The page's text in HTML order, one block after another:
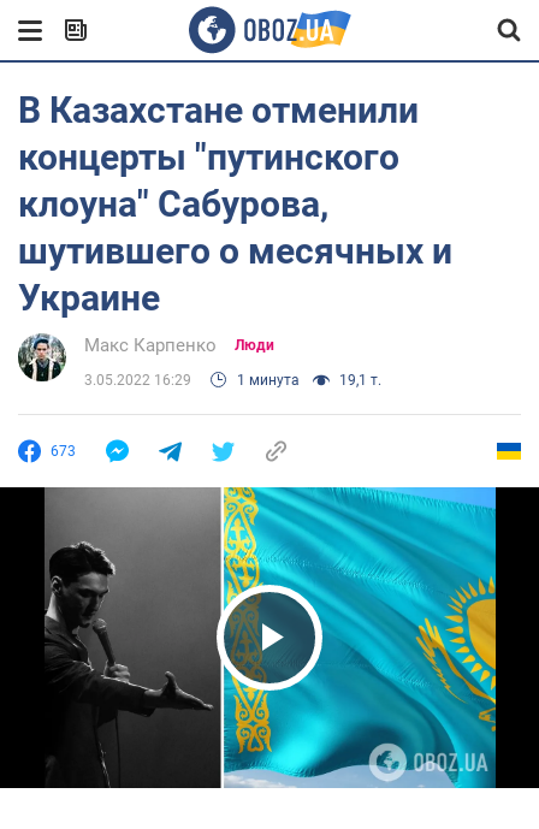
В Казахстане отменили
концерты "путинского
клоуна" Сабурова,
шутившего о месячных и
Украине
Макс Карпенко Люди
3.05.2022 16:29 1 минута 19,1 т.
673
Play Video